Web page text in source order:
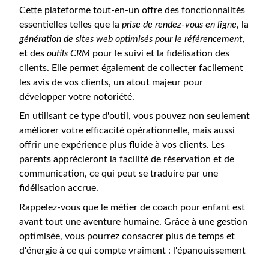
Cette plateforme tout-en-un offre des fonctionnalités
essentielles telles que la prise de rendez-vous en ligne, la
génération de sites web optimisés pour le référencement,
et des outils CRM pour le suivi et la fidélisation des
clients. Elle permet également de collecter facilement
les avis de vos clients, un atout majeur pour
développer votre notoriété.
En utilisant ce type d'outil, vous pouvez non seulement
améliorer votre efficacité opérationnelle, mais aussi
offrir une expérience plus fluide à vos clients. Les
parents apprécieront la facilité de réservation et de
communication, ce qui peut se traduire par une
fidélisation accrue.
Rappelez-vous que le métier de coach pour enfant est
avant tout une aventure humaine. Grâce à une gestion
optimisée, vous pourrez consacrer plus de temps et
d'énergie à ce qui compte vraiment : l'épanouissement